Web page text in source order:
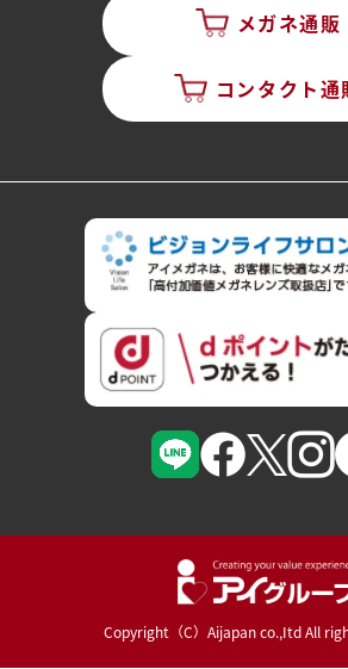
メガネ通販
コンタクト通
Copyright（C）Aijapan co.,Itd All